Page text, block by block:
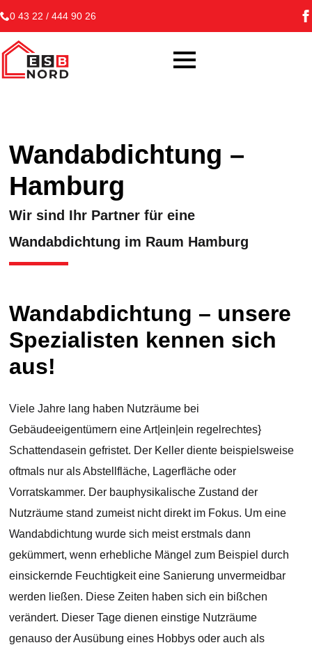
0 43 22 / 444 90 26
Wandabdichtung –
Hamburg
Wir sind Ihr Partner für eine
Wandabdichtung im Raum Hamburg
Wandabdichtung – unsere
Spezialisten kennen sich
aus!
Viele Jahre lang haben Nutzräume bei
Gebäudeeigentümern eine Art|ein|ein regelrechtes}
Schattendasein gefristet. Der Keller diente beispielsweise
oftmals nur als Abstellfläche, Lagerfläche oder
Vorratskammer. Der bauphysikalische Zustand der
Nutzräume stand zumeist nicht direkt im Fokus. Um eine
Wandabdichtung wurde sich meist erstmals dann
gekümmert, wenn erhebliche Mängel zum Beispiel durch
einsickernde Feuchtigkeit eine Sanierung unvermeidbar
werden ließen. Diese Zeiten haben sich ein bißchen
verändert. Dieser Tage dienen einstige Nutzräume
genauso der Ausübung eines Hobbys oder auch als